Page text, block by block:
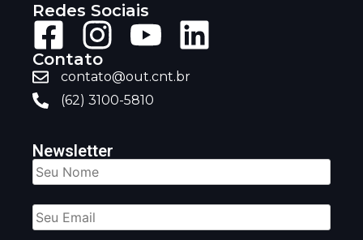
Redes Sociais
Contato
contato@out.cnt.br
(62) 3100-5810
Newsletter